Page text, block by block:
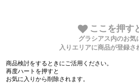
ここを押す
グラシアス内のお気
入りエリアに商品が登録さ
商品検討をするときにご活用ください。
再度ハートを押すと
お気に入りから削除されます。